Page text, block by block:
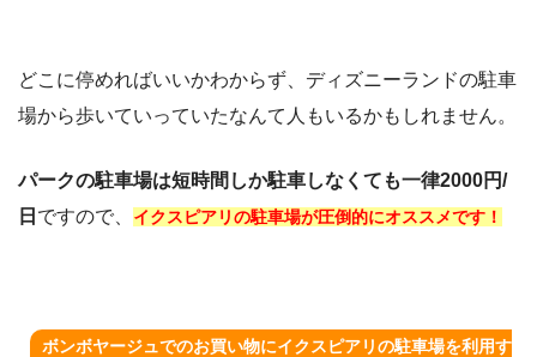
どこに停めればいいかわからず、ディズニーランドの駐車
場から歩いていっていたなんて人もいるかもしれません。
パークの駐車場は短時間しか駐車しなくても一律2000円/
日 ですので、 イクスピアリの駐車場が圧倒的にオススメです！
ボンボヤージュでのお買い物にイクスピアリの駐車場を利用す